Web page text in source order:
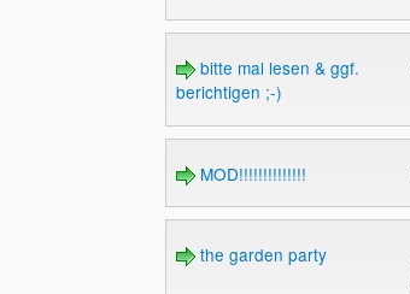
bitte mal lesen & ggf.
berichtigen ;-)
MOD!!!!!!!!!!!!!!
the garden party